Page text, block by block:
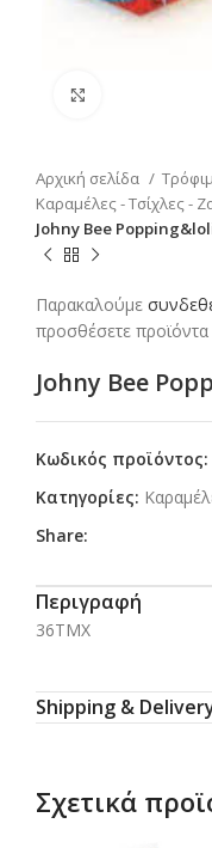
Αρχική σελίδα
Καραμέλες - Τσίχλες -
Johny Bee
Παρακαλούμε
προσθέσετε προϊόντα
Johny Bee
Κωδικός προϊόντος:
Κατηγορίες:
Share:
Περιγραφή
36TMX
Shipping &
Σχετικά